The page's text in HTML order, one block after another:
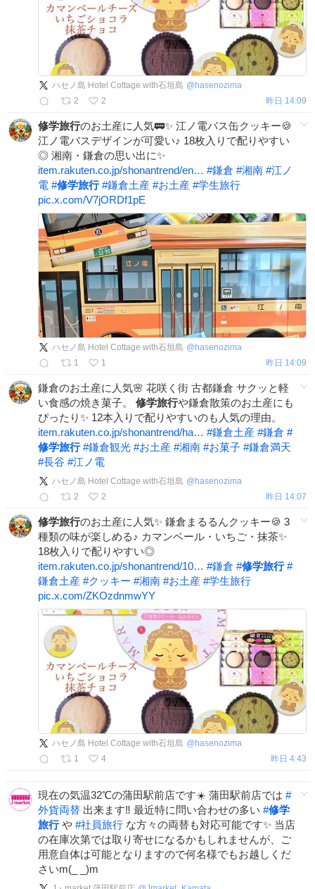
ハセノ島 Hotel Cottage with石垣島 @ hasenozima
2
2 昨日 14:09
修学旅行のお土産に人気🚃✨ 江ノ電バス缶クッキー🍪
江ノ電バスデザインが可愛い♪ 18枚入りで配りやすい
◎ 湘南・鎌倉の思い出に✨
item.rakuten.co.jp/shonantrend/en… #鎌倉 #湘南 #江ノ
電 #修学旅行 #鎌倉土産 #お土産 #学生旅行
pic.x.com/V7jORDf1pE
ハセノ島 Hotel Cottage with石垣島 @ hasenozima
1
1 昨日 14:09
鎌倉のお土産に人気🌸 花咲く街 古都鎌倉 サクッと軽
い食感の焼き菓子。 修学旅行や鎌倉散策のお土産にも
ぴったり✨ 12本入りで配りやすいのも人気の理由。
item.rakuten.co.jp/shonantrend/ha… #鎌倉土産 #鎌倉 #
修学旅行 #鎌倉観光 #お土産 #湘南 #お菓子 #鎌倉満天
#長谷 #江ノ電
ハセノ島 Hotel Cottage with石垣島 @ hasenozima
2
2 昨日 14:07
修学旅行のお土産に人気✨ 鎌倉まるるんクッキー🍪 3
種類の味が楽しめる♪ カマンベール・いちご・抹茶✨
18枚入りで配りやすい◎
item.rakuten.co.jp/shonantrend/10… #鎌倉 #修学旅行 #
鎌倉土産 #クッキー #湘南 #お土産 #学生旅行
pic.x.com/ZKOzdnmwYY
ハセノ島 Hotel Cottage with石垣島 @ hasenozima
1
4 昨日 4:43
現在の気温32℃の蒲田駅前店です☀️ 蒲田駅前店では #
外貨両替 出来ます‼️ 最近特に問い合わせの多い #修学
旅行や #社員旅行 な方々の両替も対応可能です✨ 当店
の在庫次第では取り寄せになるかもしれませんが、ご
用意自体は可能となりますので何名様でもお越しくだ
さいm(_ _)m